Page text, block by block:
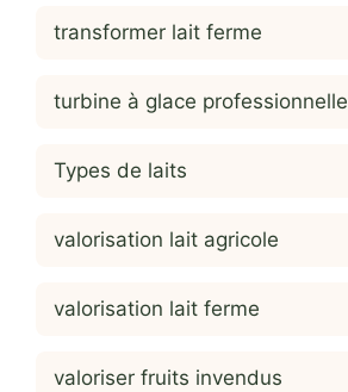
transformer lait ferme
turbine à glace professionnelle
Types de laits
valorisation lait agricole
valorisation lait ferme
valoriser fruits invendus